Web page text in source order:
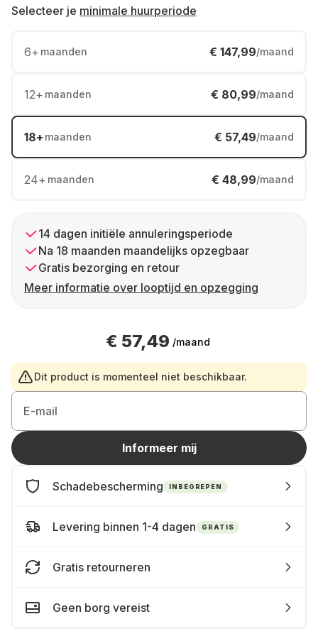
Selecteer je minimale huurperiode
6+ maanden € 147,99/maand
12+ maanden € 80,99/maand
18+ maanden € 57,49/maand
24+ maanden € 48,99/maand
14 dagen initiële annuleringsperiode
Na 18 maanden maandelijks opzegbaar
Gratis bezorging en retour
Meer informatie over looptijd en opzegging
€ 57,49 /maand
Dit product is momenteel niet beschikbaar.
E-mail
Informeer mij
Schadebescherming INBEGREPEN
Levering binnen 1-4 dagen GRATIS
Gratis retourneren
Geen borg vereist